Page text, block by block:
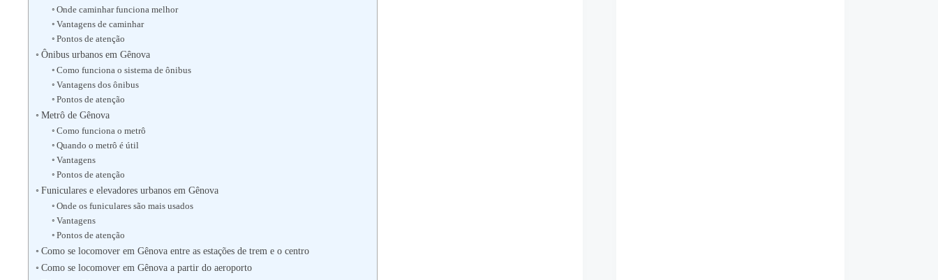
Onde caminhar funciona melhor
Vantagens de caminhar
Pontos de atenção
Ônibus urbanos em Gênova
Como funciona o sistema de ônibus
Vantagens dos ônibus
Pontos de atenção
Metrô de Gênova
Como funciona o metrô
Quando o metrô é útil
Vantagens
Pontos de atenção
Funiculares e elevadores urbanos em Gênova
Onde os funiculares são mais usados
Vantagens
Pontos de atenção
Como se locomover em Gênova entre as estações de trem e o centro
Como se locomover em Gênova a partir do aeroporto